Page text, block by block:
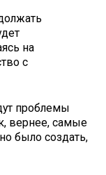
на
с
проблемы
вернее, самые
было создать,